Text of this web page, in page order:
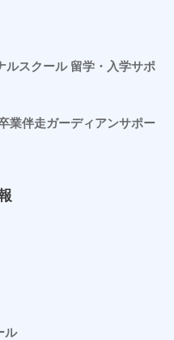
ルスクール 留学・入学サポ
業伴走ガーディアンサポー
ル